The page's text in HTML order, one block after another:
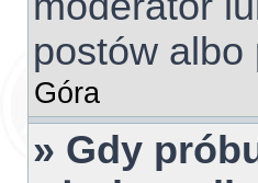
postów
Góra
» Gdy